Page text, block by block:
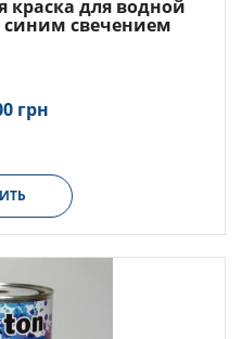
краска для водной
синим свечением
грн